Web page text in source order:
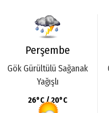
Arşivi
Günün
Haberleri
Perşembe
Gök Gürültülü Sağanak
Yağışlı
26°C / 20°C